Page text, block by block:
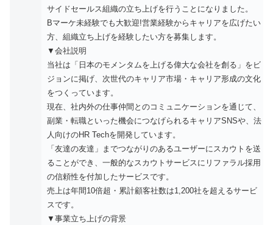
サイドセールス組織の立ち上げを行うことになりました。
Bマーケ未経験でも大歓迎!営業経験からキャリアを広げたい
方、組織立ち上げを経験したい方を募集します。
▼会社説明
当社は「日本のモメンタムを上げる偉大な会社を創る」をビ
ジョンに掲げ、次世代のキャリア市場・キャリア形成の文化
をつくっています。
現在、社内外の仕事仲間とのコミュニケーションを通じて、
副業・転職といった機会につなげられるキャリアSNSや、法
人向けのHR Techを開発しています。
「友達の友達」までつながりのあるユーザーにスカウトを送
ることができ、一般的なスカウトサービスにリファラル採用
の信頼性を付加したサービスです。
売上は年間10倍超・累計顧客社数は1,200社を超えるサービ
スです。
▼事業立ち上げの背景